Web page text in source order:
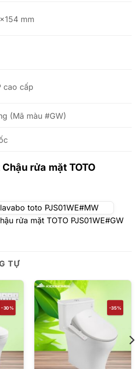
mm
cao cấp
(Mã màu #GW)
rửa mặt TOTO
rửa mặt TOTO PJS01WE#GW
TỰ
-30% -35%